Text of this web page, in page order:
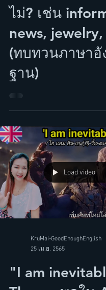
15 พ.ค. 2565
10 คำศัพท์ ต้อง
ไม่? เช่น
news, jewelry,
ฐาน)
Load video
KruMai-GoodEnoughEnglish